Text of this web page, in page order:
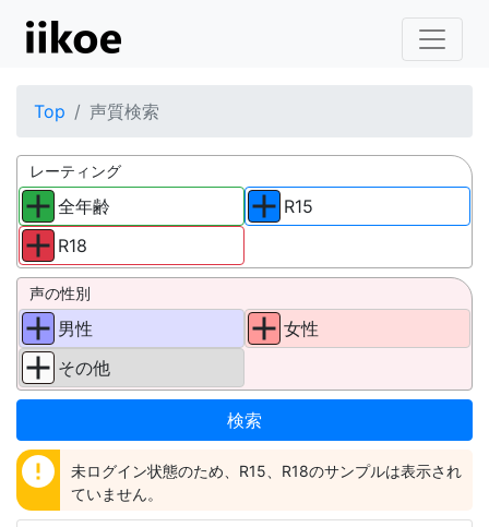
Top 声質検索
レーティング
全年齢
R18
R15
声の性別
男性
その他
女性
error
未ログイン状態のため、R15、R18のサンプルは表示され
ていません。